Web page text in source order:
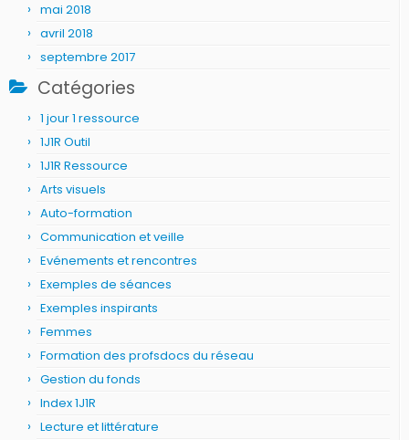
mai 2018
avril 2018
septembre 2017
Catégories
1 jour 1 ressource
1J1R Outil
1J1R Ressource
Arts visuels
Auto-formation
Communication et veille
Evénements et rencontres
Exemples de séances
Exemples inspirants
Femmes
Formation des profsdocs du réseau
Gestion du fonds
Index 1J1R
Lecture et littérature